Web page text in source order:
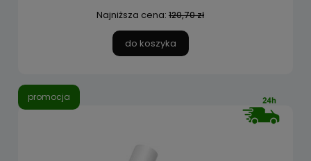
Najniższa cena: 120,70 zł
do koszyka
promocja